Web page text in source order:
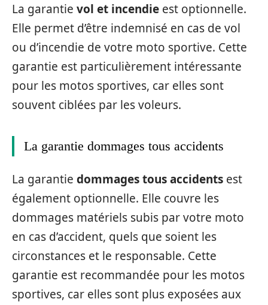
La garantie vol et incendie est optionnelle.
Elle permet d’être indemnisé en cas de vol
ou d’incendie de votre moto sportive. Cette
garantie est particulièrement intéressante
pour les motos sportives, car elles sont
souvent ciblées par les voleurs.
La garantie dommages tous accidents
La garantie dommages tous accidents est
également optionnelle. Elle couvre les
dommages matériels subis par votre moto
en cas d’accident, quels que soient les
circonstances et le responsable. Cette
garantie est recommandée pour les motos
sportives, car elles sont plus exposées aux